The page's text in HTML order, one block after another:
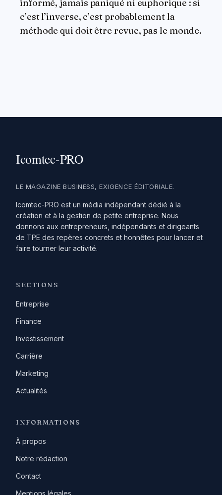
informé, jamais paniqué ni euphorique : si
c’est l’inverse, c’est probablement la
méthode qui doit être revue, pas le monde.
LE MAGAZINE BUSINESS, EXIGENCE ÉDITORIALE.
Icomtec-PRO est un média indépendant dédié à la
création et à la gestion de petite entreprise. Nous
donnons aux entrepreneurs, indépendants et dirigeants
de TPE des repères concrets et honnêtes pour lancer et
faire tourner leur activité.
SECTIONS
Entreprise
Finance
Investissement
Carrière
Marketing
Actualités
INFORMATIONS
À propos
Notre rédaction
Contact
Mentions légales